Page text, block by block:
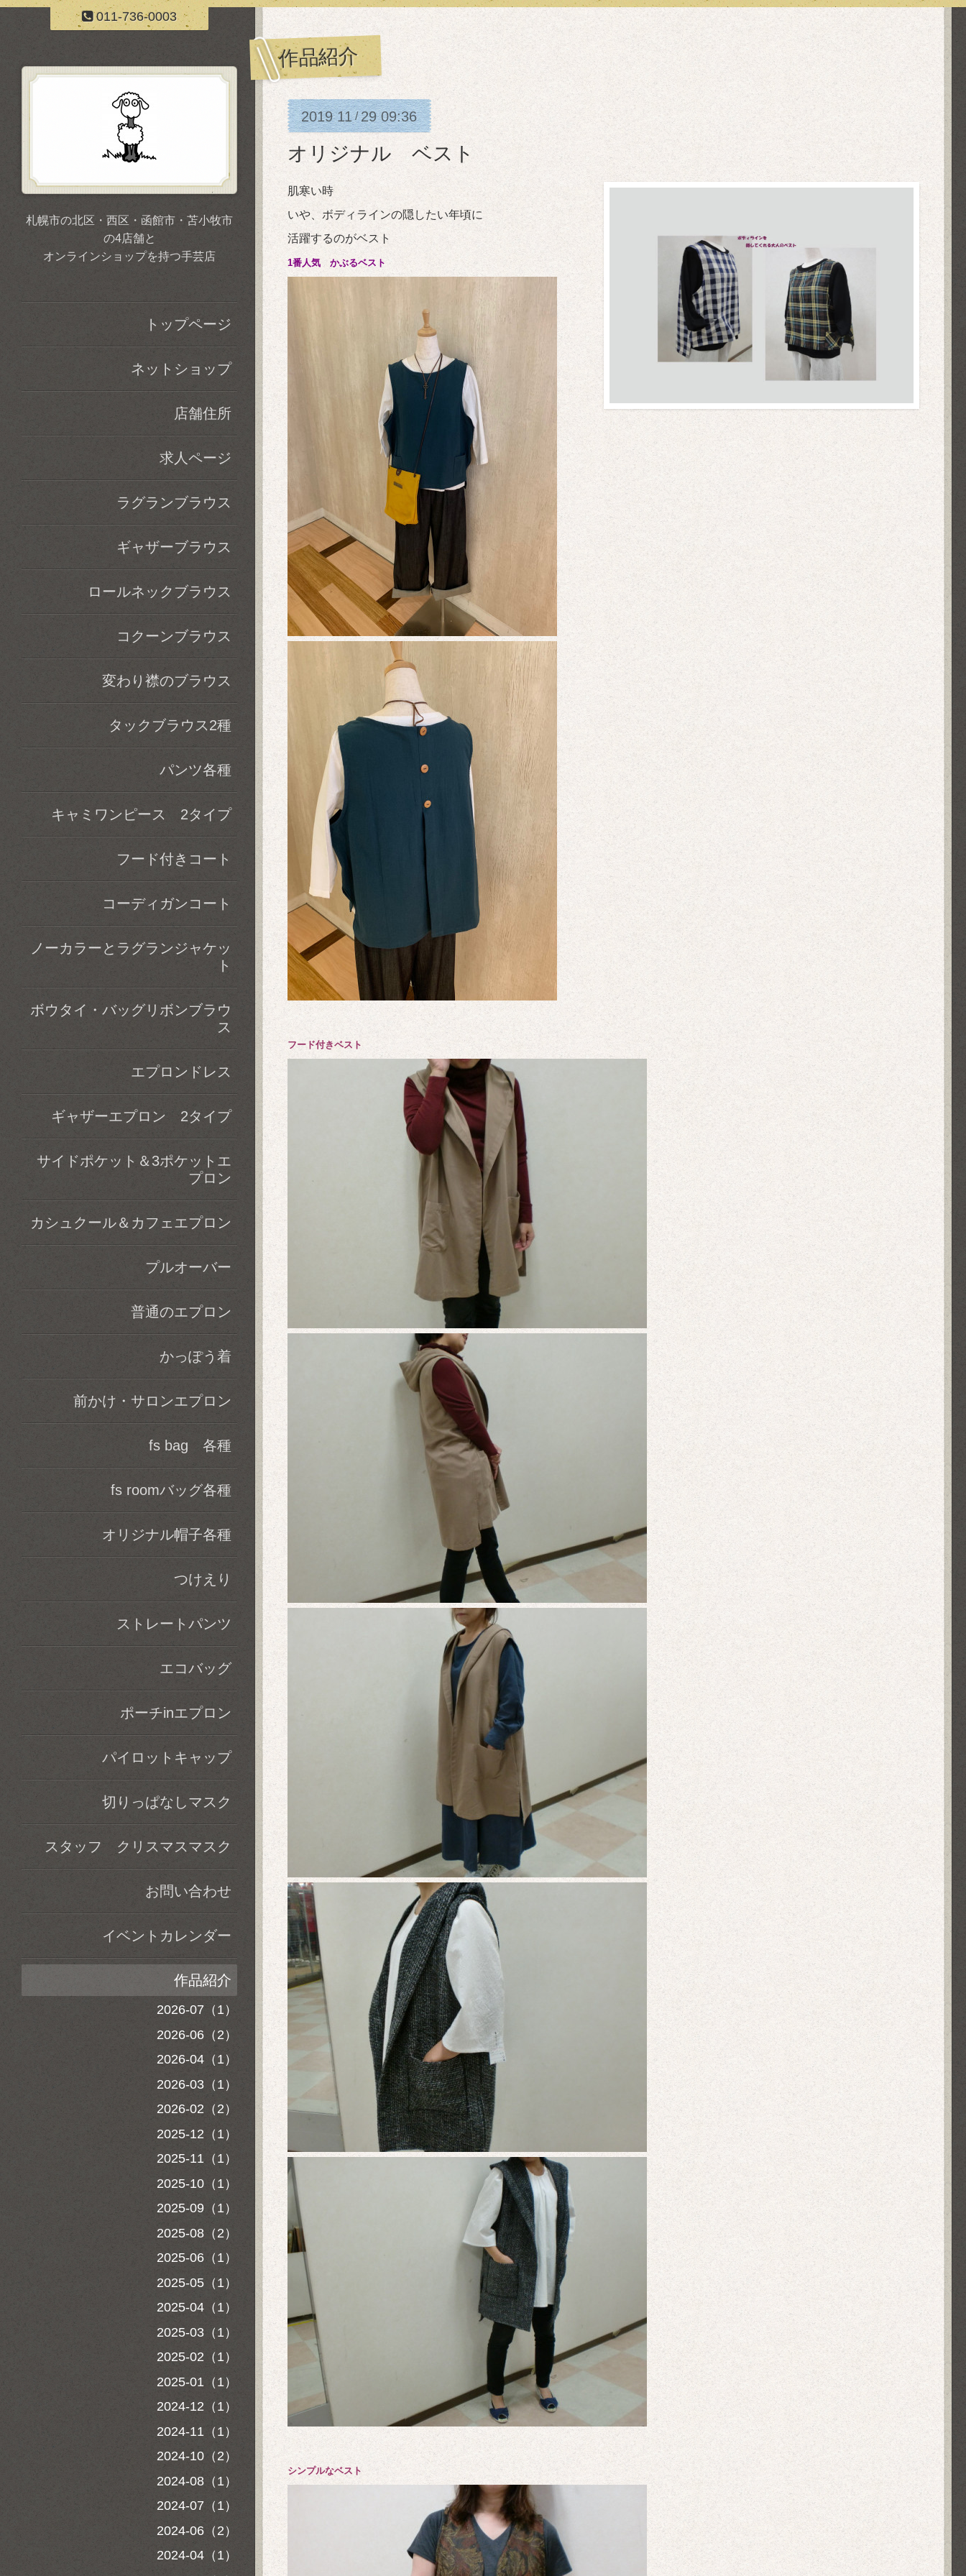
011-736-0003
作品紹介
2019 11/ 29 09:36
オリジナル ベスト
肌寒い時
いや、ボディラインの隠したい年頃に
活躍するのがベスト
1番人気 かぶるベスト
フード付きベスト
シンプルなベスト
札幌市の北区・西区・函館市・苫小牧市
の4店舗と
オンラインショップを持つ手芸店
トップページ
ネットショップ
店舗住所
求人ページ
ラグランブラウス
ギャザーブラウス
ロールネックブラウス
コクーンブラウス
変わり襟のブラウス
タックブラウス2種
パンツ各種
キャミワンピース 2タイプ
フード付きコート
コーディガンコート
ノーカラーとラグランジャケッ
ト
ボウタイ・バッグリボンブラウ
ス
エプロンドレス
ギャザーエプロン 2タイプ
サイドポケット＆3ポケットエ
プロン
カシュクール＆カフェエプロン
プルオーバー
普通のエプロン
かっぽう着
前かけ・サロンエプロン
fs bag 各種
fs roomバッグ各種
オリジナル帽子各種
つけえり
ストレートパンツ
エコバッグ
ポーチinエプロン
パイロットキャップ
切りっぱなしマスク
スタッフ クリスマスマスク
お問い合わせ
イベントカレンダー
作品紹介
2026-07（1）
2026-06（2）
2026-04（1）
2026-03（1）
2026-02（2）
2025-12（1）
2025-11（1）
2025-10（1）
2025-09（1）
2025-08（2）
2025-06（1）
2025-05（1）
2025-04（1）
2025-03（1）
2025-02（1）
2025-01（1）
2024-12（1）
2024-11（1）
2024-10（2）
2024-08（1）
2024-07（1）
2024-06（2）
2024-04（1）